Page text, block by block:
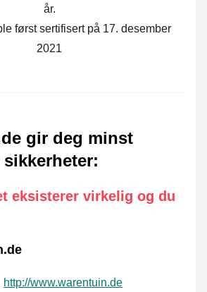
år.
først sertifisert på 17. desember
2021
gir deg minst
:
eksisterer virkelig og du
http://www.warentuin.de